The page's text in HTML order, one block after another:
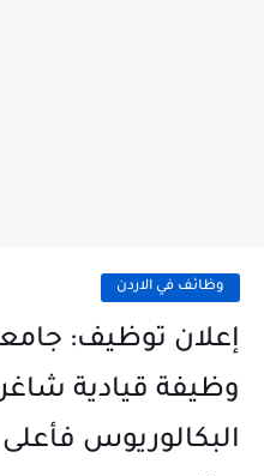
وظائف في الاردن
إعلان توظيف:
وظيفة قيادية